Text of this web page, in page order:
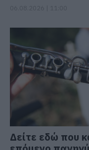
Δείτε εδώ που